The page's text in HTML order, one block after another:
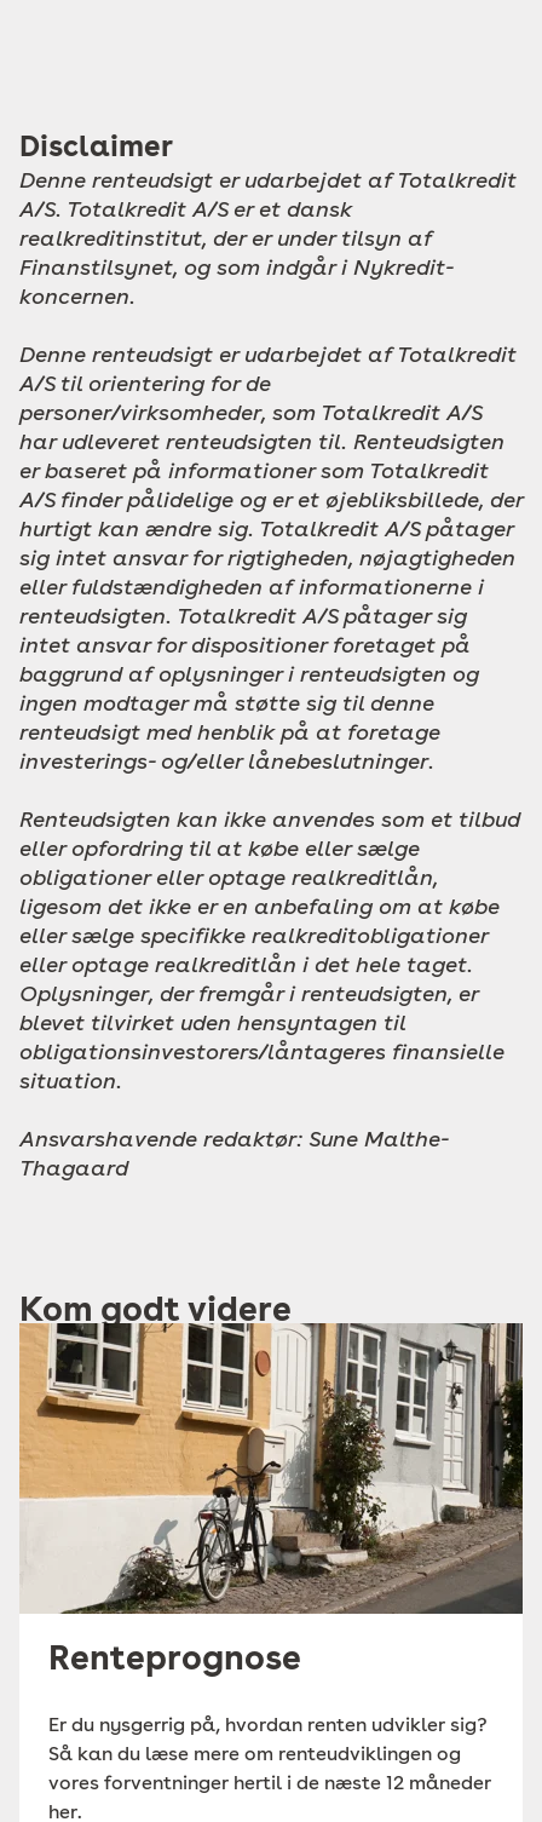
Disclaimer
Denne renteudsigt er udarbejdet af Totalkredit
A/S. Totalkredit A/S er et dansk
realkreditinstitut, der er under tilsyn af
Finanstilsynet, og som indgår i Nykredit-
koncernen.
Denne renteudsigt er udarbejdet af Totalkredit
A/S til orientering for de
personer/virksomheder, som Totalkredit A/S
har udleveret renteudsigten til. Renteudsigten
er baseret på informationer som Totalkredit
A/S finder pålidelige og er et øjebliksbillede, der
hurtigt kan ændre sig. Totalkredit A/S påtager
sig intet ansvar for rigtigheden, nøjagtigheden
eller fuldstændigheden af informationerne i
renteudsigten. Totalkredit A/S påtager sig
intet ansvar for dispositioner foretaget på
baggrund af oplysninger i renteudsigten og
ingen modtager må støtte sig til denne
renteudsigt med henblik på at foretage
investerings- og/eller lånebeslutninger.
Renteudsigten kan ikke anvendes som et tilbud
eller opfordring til at købe eller sælge
obligationer eller optage realkreditlån,
ligesom det ikke er en anbefaling om at købe
eller sælge specifikke realkreditobligationer
eller optage realkreditlån i det hele taget.
Oplysninger, der fremgår i renteudsigten, er
blevet tilvirket uden hensyntagen til
obligationsinvestorers/låntageres finansielle
situation.
Ansvarshavende redaktør: Sune Malthe-
Thagaard
Kom godt videre
Renteprognose
Er du nysgerrig på, hvordan renten udvikler sig?
Så kan du læse mere om renteudviklingen og
vores forventninger hertil i de næste 12 måneder
her.